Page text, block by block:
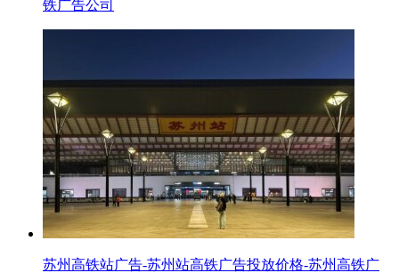
铁广告公司
苏州高铁站广告-苏州站高铁广告投放价格-苏州高铁广